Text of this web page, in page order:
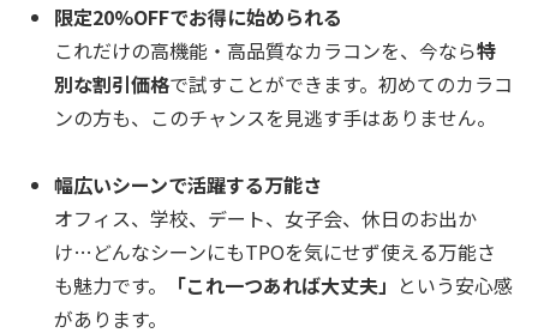
限定20%OFFでお得に始められる
これだけの高機能・高品質なカラコンを、今なら特
別な割引価格で試すことができます。初めてのカラコ
ンの方も、このチャンスを見逃す手はありません。
幅広いシーンで活躍する万能さ
オフィス、学校、デート、女子会、休日のお出か
け…どんなシーンにもTPOを気にせず使える万能さ
も魅力です。
「これ一つあれば大丈夫」 という安心感
があります。